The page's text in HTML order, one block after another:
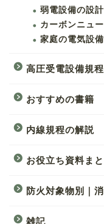
弱電設備の設計
カーボンニュ
家庭の電気設
高圧受電設備規程
おすすめの書籍
内線規程の解説
お役立ち資料ま
防火対象物別｜
雑記